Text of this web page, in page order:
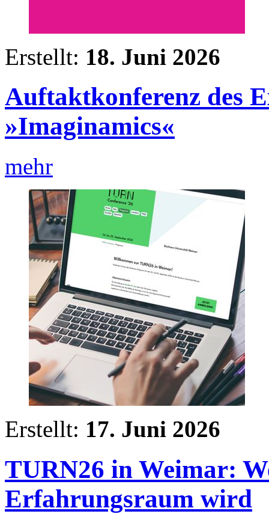
Erstellt: 18. Juni 2026
Auftaktkonferenz des
»Imaginamics«
mehr
Erstellt: 17. Juni 2026
TURN26 in Weimar:
Erfahrungsraum wird